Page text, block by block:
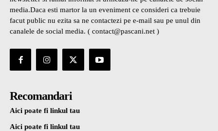
media.Daca esti martor la un eveniment ce consideri ca trebuie
facut public nu ezita sa ne contactezi pe e-mail sau pe unul din
canalele de social media. ( contact@pascani.net )
Recomandari
Aici poate fi linkul tau
Aici poate fi linkul tau